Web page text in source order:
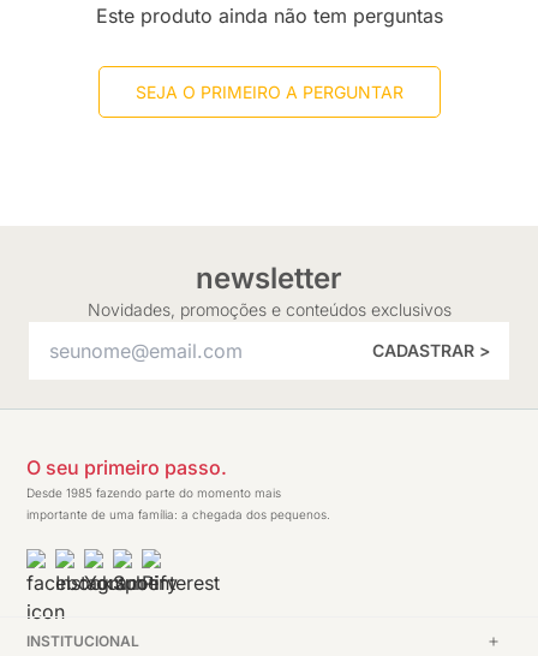
Este produto ainda não tem perguntas
SEJA O PRIMEIRO A PERGUNTAR
newsletter
Novidades, promoções e conteúdos exclusivos
CADASTRAR >
O seu primeiro passo.
Desde 1985 fazendo parte do momento mais
importante de uma família: a chegada dos pequenos.
INSTITUCIONAL